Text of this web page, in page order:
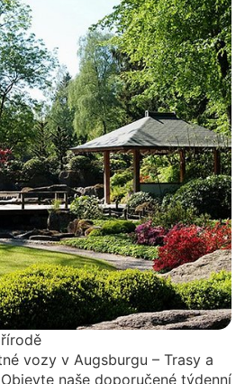
vozy v Augsburgu – Trasy a
naše doporučené týdenní